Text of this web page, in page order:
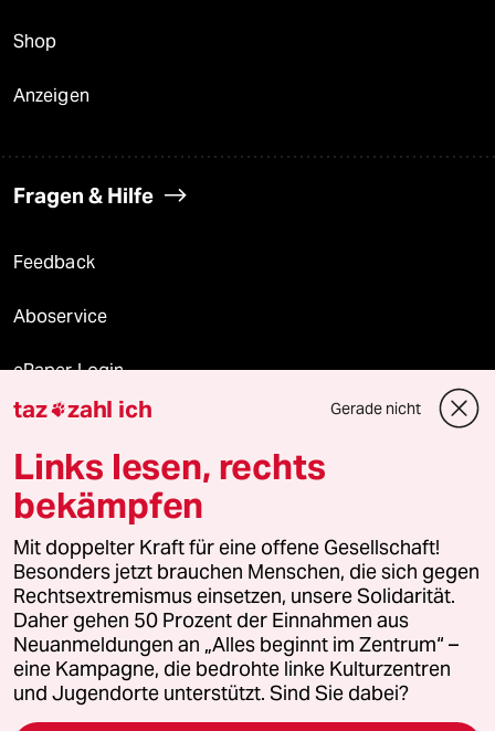
Shop
Anzeigen
Fragen & Hilfe
Feedback
Aboservice
ePaper Login
Downloads für Abonnierende
© 2026 taz Verlags und Vertriebs GmbH
Alle Rechte vorbehalten. Bei rechtlichen Fragen oder für Genehmigungen
wenden Sie sich bitte an
lizenzen@taz.de
Feedback Redaktionsstatut Kommune-Richtlinien
Leitlinie Informant Datenschutz Impressum AGB
taz zahl ich Gerade nicht
Links lesen, rechts
bekämpfen
Mit doppelter Kraft für eine offene Gesellschaft!
Besonders jetzt brauchen Menschen, die sich gegen
Rechtsextremismus einsetzen, unsere Solidarität.
Daher gehen 50 Prozent der Einnahmen aus
Neuanmeldungen an „Alles beginnt im Zentrum“ –
eine Kampagne, die bedrohte linke Kulturzentren
und Jugendorte unterstützt. Sind Sie dabei?